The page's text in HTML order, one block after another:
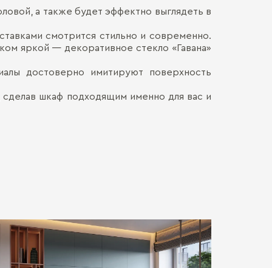
а также будет эффектно выглядеть в
смотрится стильно и современно.
яркой — декоративное стекло «Гавана»
достоверно имитируют поверхность
сделав шкаф подходящим именно для вас и